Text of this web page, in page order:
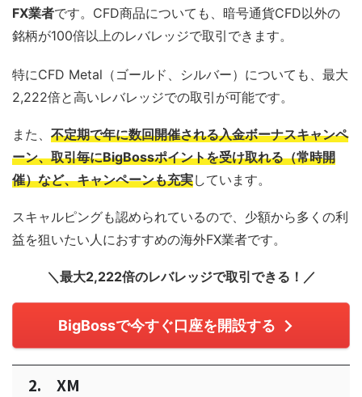
FX業者です。CFD商品についても、暗号通貨CFD以外の
銘柄が100倍以上のレバレッジで取引できます。
特にCFD Metal（ゴールド、シルバー）についても、最大
2,222倍と高いレバレッジでの取引が可能です。
また、 不定期で年に数回開催される入金ボーナスキャンペ
ーン、取引毎にBigBossポイントを受け取れる（常時開
催）など、キャンペーンも充実しています。
スキャルピングも認められているので、少額から多くの利
益を狙いたい人におすすめの海外FX業者です。
＼最大2,222倍のレバレッジで取引できる！／
BigBossで今すぐ口座を開設する
2. XM